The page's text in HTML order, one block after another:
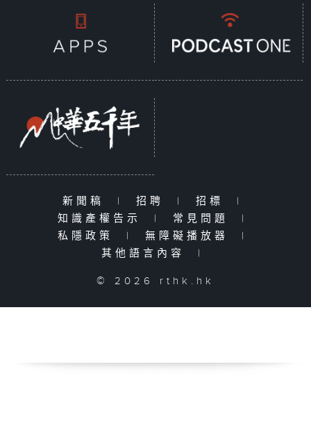
新聞稿 | 招聘 | 招標
|
知識產權告示
| 常見問題
|
私隱政策
| 無障礙播放器
|
其他語言內容
|
© 2026 rthk.hk